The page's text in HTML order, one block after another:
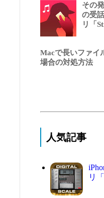
その
の受
リ「
Macで長いファイ
場合の対処方法
人気記事
リ